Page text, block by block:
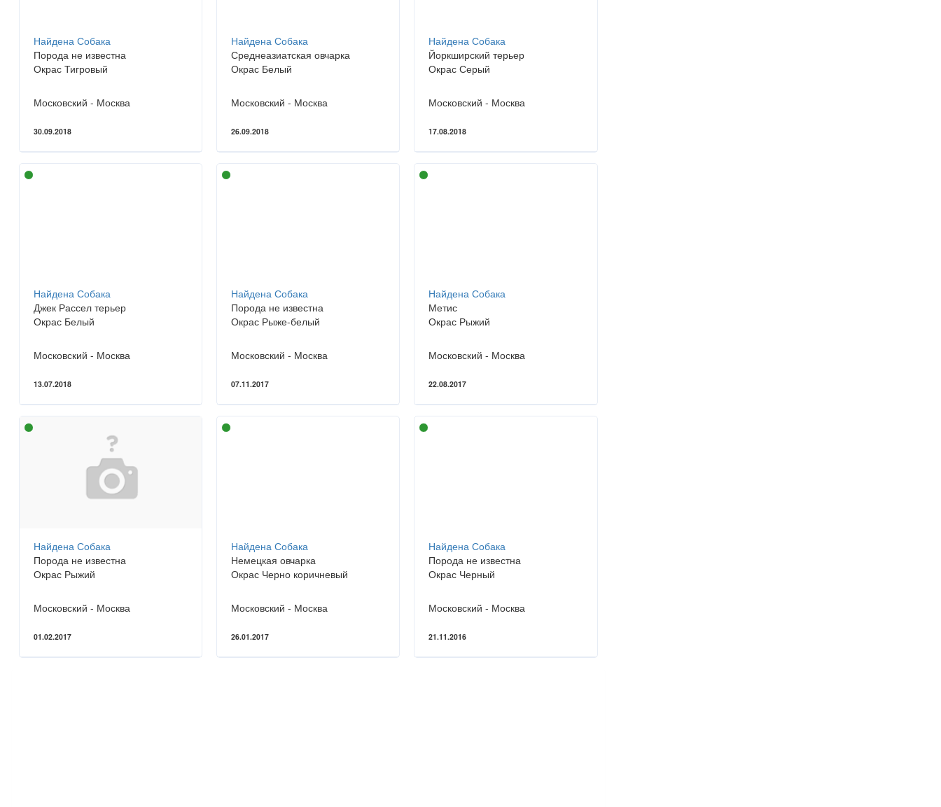
Найдена Собака
Порода не известна
Окрас Тигровый
Московский - Москва
30.09.2018
Найдена Собака
Среднеазиатская овчарка
Окрас Белый
Московский - Москва
26.09.2018
Найдена Собака
Йоркширский терьер
Окрас Серый
Московский - Москва
17.08.2018
Найдена Собака
Джек Рассел терьер
Окрас Белый
Московский - Москва
13.07.2018
Найдена Собака
Порода не известна
Окрас Рыже-белый
Московский - Москва
07.11.2017
Найдена Собака
Метис
Окрас Рыжий
Московский - Москва
22.08.2017
Найдена Собака
Порода не известна
Окрас Рыжий
Московский - Москва
01.02.2017
Найдена Собака
Немецкая овчарка
Окрас Черно коричневый
Московский - Москва
26.01.2017
Найдена Собака
Порода не известна
Окрас Черный
Московский - Москва
21.11.2016